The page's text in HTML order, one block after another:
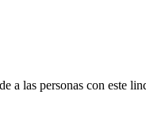
a las personas con este